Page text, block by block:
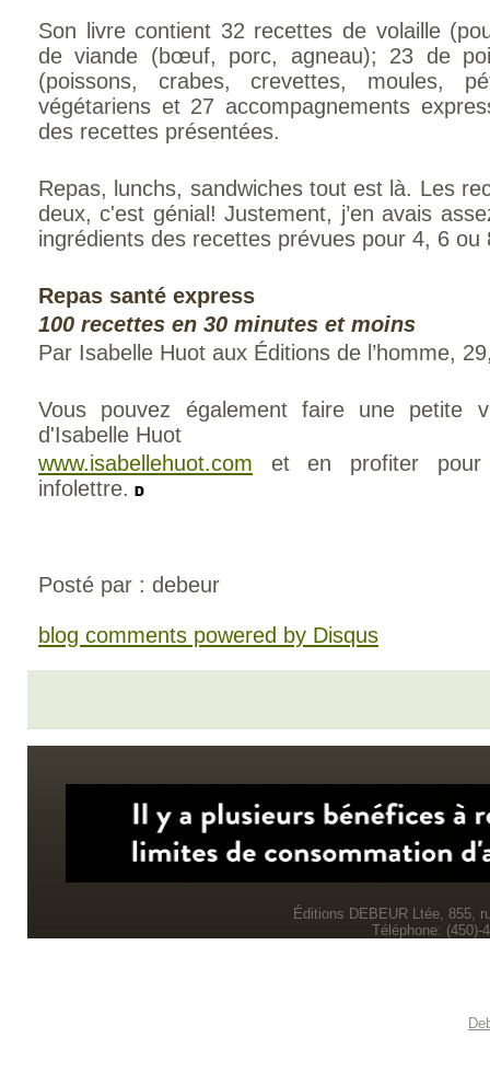
Son livre contient 32 recettes de volaille
de viande (bœuf, porc, agneau); 23 de
(poissons, crabes, crevettes, moules,
végétariens et 27 accompagnements
des recettes présentées.
Repas, lunchs, sandwiches tout est là. Les
deux, c'est génial! Justement, j’en avais
ingrédients des recettes prévues pour 4, 6 ou
Repas santé express
100 recettes en 30 minutes et moins
Par Isabelle Huot aux Éditions de l’homme,
Vous pouvez également faire une petite
d'Isabelle Huot
www.isabellehuot.com et en profiter pour
infolettre.
Posté par : debeur
blog comments powered by Disqus
Éditions DEBEUR Ltée, 855,
Téléphone: (450)-